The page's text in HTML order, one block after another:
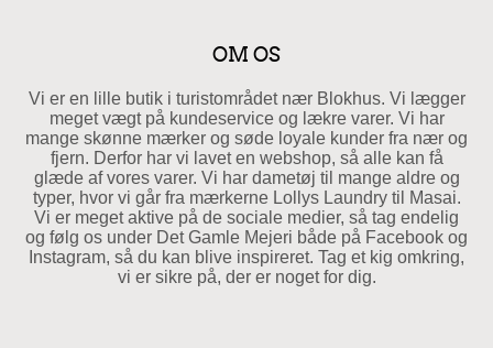
OM OS
Vi er en lille butik i turistområdet nær Blokhus. Vi lægger
meget vægt på kundeservice og lækre varer. Vi har
mange skønne mærker og søde loyale kunder fra nær og
fjern. Derfor har vi lavet en webshop, så alle kan få
glæde af vores varer. Vi har dametøj til mange aldre og
typer, hvor vi går fra mærkerne Lollys Laundry til Masai.
Vi er meget aktive på de sociale medier, så tag endelig
og følg os under Det Gamle Mejeri både på Facebook og
Instagram, så du kan blive inspireret. Tag et kig omkring,
vi er sikre på, der er noget for dig.